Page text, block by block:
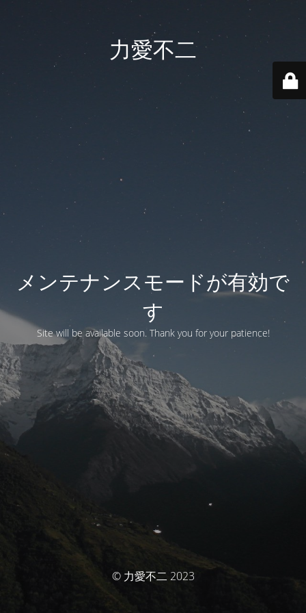
力愛不二
メンテナンスモードが有効で
す
Site will be available soon. Thank you for your patience!
© 力愛不二 2023